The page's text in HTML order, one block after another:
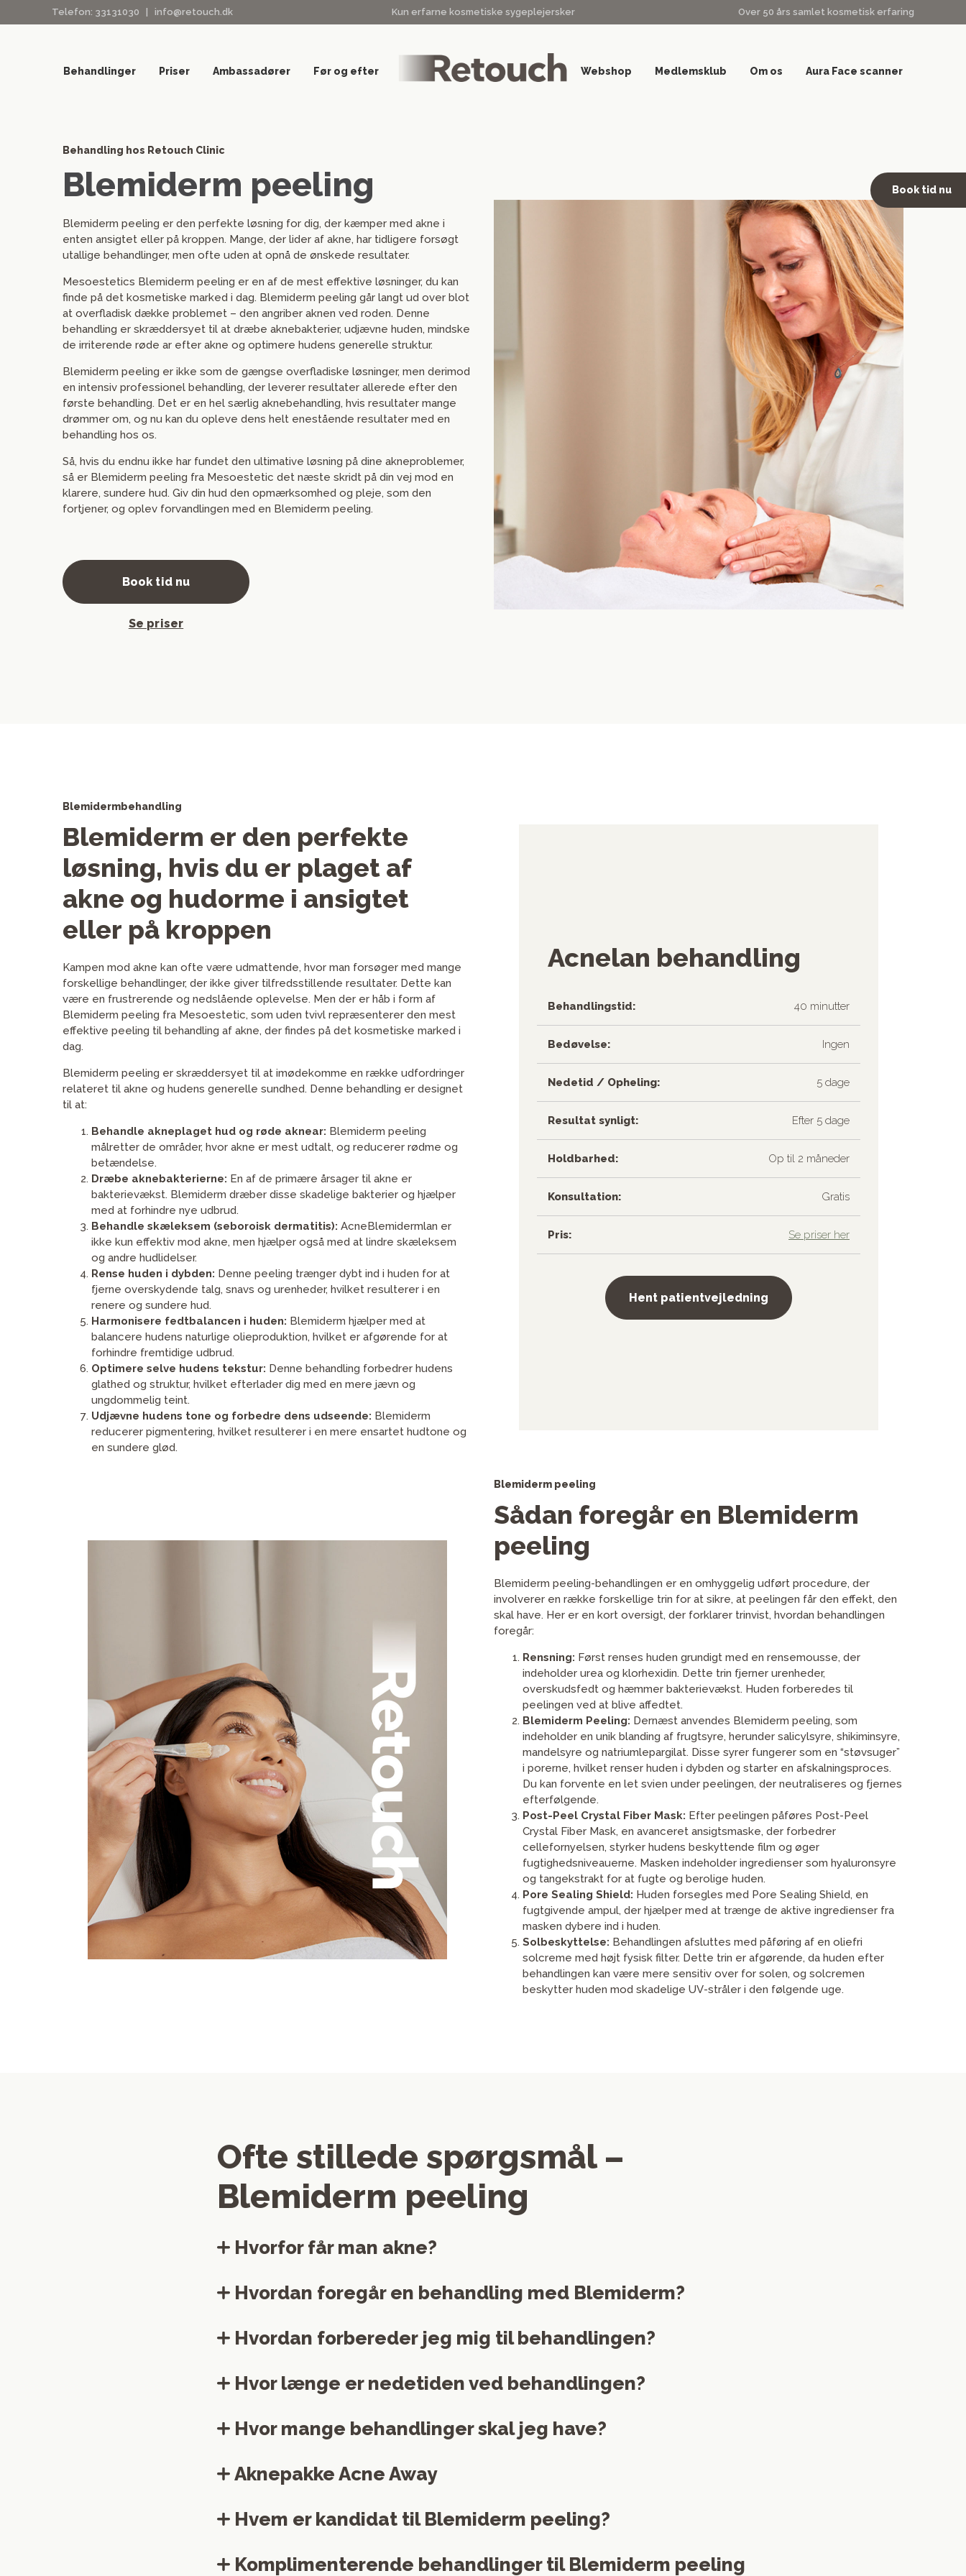
Book tid nu
Telefon: 33131030 info@retouch.dk Kun erfarne kosmetiske sygeplejersker Over 50 års samlet kosmetisk erfaring
Behandlinger Priser Ambassadører Før og efter Aura Face scanner
Om os
Medlemsklub
Webshop
Behandling hos Retouch Clinic
Blemiderm peeling
Blemiderm peeling er den perfekte løsning for dig, der kæmper med akne i
enten ansigtet eller på kroppen. Mange, der lider af akne, har tidligere forsøgt
utallige behandlinger, men ofte uden at opnå de ønskede resultater.
Mesoestetics Blemiderm peeling er en af de mest effektive løsninger, du kan
finde på det kosmetiske marked i dag. Blemiderm peeling går langt ud over blot
at overfladisk dække problemet – den angriber aknen ved roden. Denne
behandling er skræddersyet til at dræbe aknebakterier, udjævne huden, mindske
de irriterende røde ar efter akne og optimere hudens generelle struktur.
Blemiderm peeling er ikke som de gængse overfladiske løsninger, men derimod
en intensiv professionel behandling, der leverer resultater allerede efter den
første behandling. Det er en hel særlig aknebehandling, hvis resultater mange
drømmer om, og nu kan du opleve dens helt enestående resultater med en
behandling hos os.
Så, hvis du endnu ikke har fundet den ultimative løsning på dine akneproblemer,
så er Blemiderm peeling fra Mesoestetic det næste skridt på din vej mod en
klarere, sundere hud. Giv din hud den opmærksomhed og pleje, som den
fortjener, og oplev forvandlingen med en Blemiderm peeling.
Book tid nu
Se priser
Blemidermbehandling
Blemiderm er den perfekte
løsning, hvis du er plaget af
akne og hudorme i ansigtet
eller på kroppen
Kampen mod akne kan ofte være udmattende, hvor man forsøger med mange
forskellige behandlinger, der ikke giver tilfredsstillende resultater. Dette kan
være en frustrerende og nedslående oplevelse. Men der er håb i form af
Blemiderm peeling fra Mesoestetic, som uden tvivl repræsenterer den mest
effektive peeling til behandling af akne, der findes på det kosmetiske marked i
dag.
Blemiderm peeling er skræddersyet til at imødekomme en række udfordringer
relateret til akne og hudens generelle sundhed. Denne behandling er designet
til at:
Behandle akneplaget hud og røde aknear: Blemiderm peeling
målretter de områder, hvor akne er mest udtalt, og reducerer rødme og
betændelse.
Dræbe aknebakterierne: En af de primære årsager til akne er
bakterievækst. Blemiderm dræber disse skadelige bakterier og hjælper
med at forhindre nye udbrud.
Behandle skæleksem (seboroisk dermatitis): AcneBlemidermlan er
ikke kun effektiv mod akne, men hjælper også med at lindre skæleksem
og andre hudlidelser.
Rense huden i dybden: Denne peeling trænger dybt ind i huden for at
fjerne overskydende talg, snavs og urenheder, hvilket resulterer i en
renere og sundere hud.
Harmonisere fedtbalancen i huden: Blemiderm hjælper med at
balancere hudens naturlige olieproduktion, hvilket er afgørende for at
forhindre fremtidige udbrud.
Optimere selve hudens tekstur: Denne behandling forbedrer hudens
glathed og struktur, hvilket efterlader dig med en mere jævn og
ungdommelig teint.
Udjævne hudens tone og forbedre dens udseende: Blemiderm
reducerer pigmentering, hvilket resulterer i en mere ensartet hudtone og
en sundere glød.
Acnelan behandling
Behandlingstid: 40 minutter
Bedøvelse: Ingen
Nedetid / Opheling: 5 dage
Resultat synligt: Efter 5 dage
Holdbarhed: Op til 2 måneder
Konsultation: Gratis
Pris: Se priser her
Hent patientvejledning
Blemiderm peeling
Sådan foregår en Blemiderm
peeling
Blemiderm peeling-behandlingen er en omhyggelig udført procedure, der
involverer en række forskellige trin for at sikre, at peelingen får den effekt, den
skal have. Her er en kort oversigt, der forklarer trinvist, hvordan behandlingen
foregår:
Rensning: Først renses huden grundigt med en rensemousse, der
indeholder urea og klorhexidin. Dette trin fjerner urenheder,
overskudsfedt og hæmmer bakterievækst. Huden forberedes til
peelingen ved at blive affedtet.
Blemiderm Peeling: Dernæst anvendes Blemiderm peeling, som
indeholder en unik blanding af frugtsyre, herunder salicylsyre, shikiminsyre,
mandelsyre og natriumlepargilat. Disse syrer fungerer som en “støvsuger”
i porerne, hvilket renser huden i dybden og starter en afskalningsproces.
Du kan forvente en let svien under peelingen, der neutraliseres og fjernes
efterfølgende.
Post-Peel Crystal Fiber Mask: Efter peelingen påføres Post-Peel
Crystal Fiber Mask, en avanceret ansigtsmaske, der forbedrer
cellefornyelsen, styrker hudens beskyttende film og øger
fugtighedsniveauerne. Masken indeholder ingredienser som hyaluronsyre
og tangekstrakt for at fugte og berolige huden.
Pore Sealing Shield: Huden forsegles med Pore Sealing Shield, en
fugtgivende ampul, der hjælper med at trænge de aktive ingredienser fra
masken dybere ind i huden.
Solbeskyttelse: Behandlingen afsluttes med påføring af en oliefri
solcreme med højt fysisk filter. Dette trin er afgørende, da huden efter
behandlingen kan være mere sensitiv over for solen, og solcremen
beskytter huden mod skadelige UV-stråler i den følgende uge.
Ofte stillede spørgsmål –
Blemiderm peeling
Hvorfor får man akne?
Hvordan foregår en behandling med Blemiderm?
Hvordan forbereder jeg mig til behandlingen?
Hvor længe er nedetiden ved behandlingen?
Hvor mange behandlinger skal jeg have?
Aknepakke Acne Away
Hvem er kandidat til Blemiderm peeling?
Komplimenterende behandlinger til Blemiderm peeling